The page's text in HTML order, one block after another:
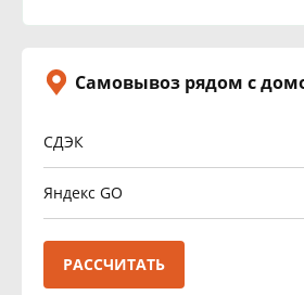
Самовывоз рядом с
СДЭК
Яндекс GO
РАССЧИТАТЬ